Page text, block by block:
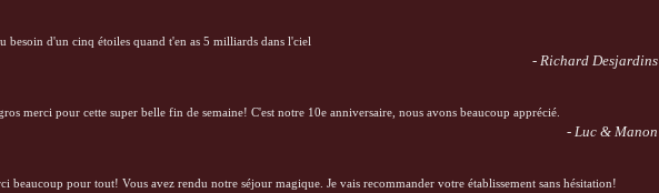
besoin d'un cinq étoiles quand t'en as 5 milliards dans l'ciel
- Richard Desjardins
merci pour cette super belle fin de semaine! C'est notre 10e anniversaire, nous avons beaucoup apprécié.
- Luc & Manon
beaucoup pour tout! Vous avez rendu notre séjour magique. Je vais recommander votre établissement sans hésitation!